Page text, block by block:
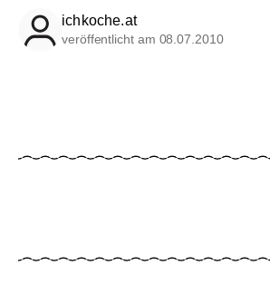
ichkoche.at
veröffentlicht am 08.07.2010